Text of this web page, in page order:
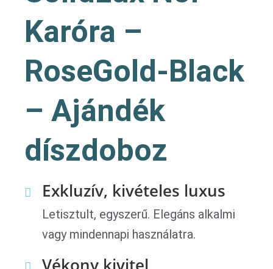
Karóra –
RoseGold-Black
– Ajándék
díszdoboz
Exkluzív, kivételes luxus
Letisztult, egyszerű. Elegáns alkalmi
vagy mindennapi használatra.